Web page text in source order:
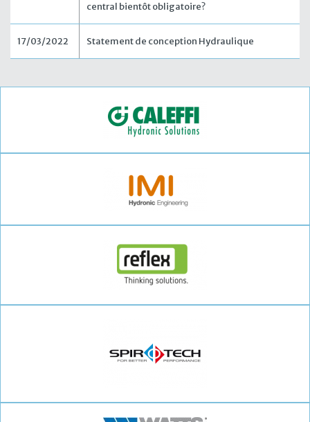
central bientôt obligatoire?
17/03/2022 Statement de conception Hydraulique